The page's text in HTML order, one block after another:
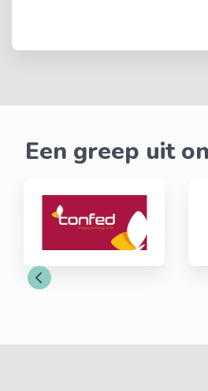
Een greep uit